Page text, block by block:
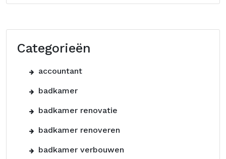
Categorieën
accountant
badkamer
badkamer renovatie
badkamer renoveren
badkamer verbouwen